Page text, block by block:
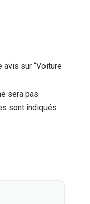
sur “Voiture
sera pas
sont indiqués